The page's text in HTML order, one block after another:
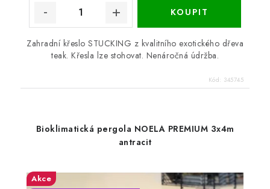
Zahradní křeslo STUCKING z kvalitního exotického dřeva
teak. Křesla lze stohovat. Nenáročná údržba.
Kód: 345745
Bioklimatická pergola NOELA PREMIUM 3x4m
antracit
Akce